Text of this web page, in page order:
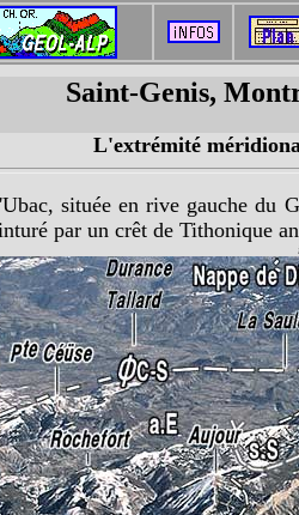
Saint-Genis,
L'extrémité
située en rive gauche du
par un crêt de Tithonique